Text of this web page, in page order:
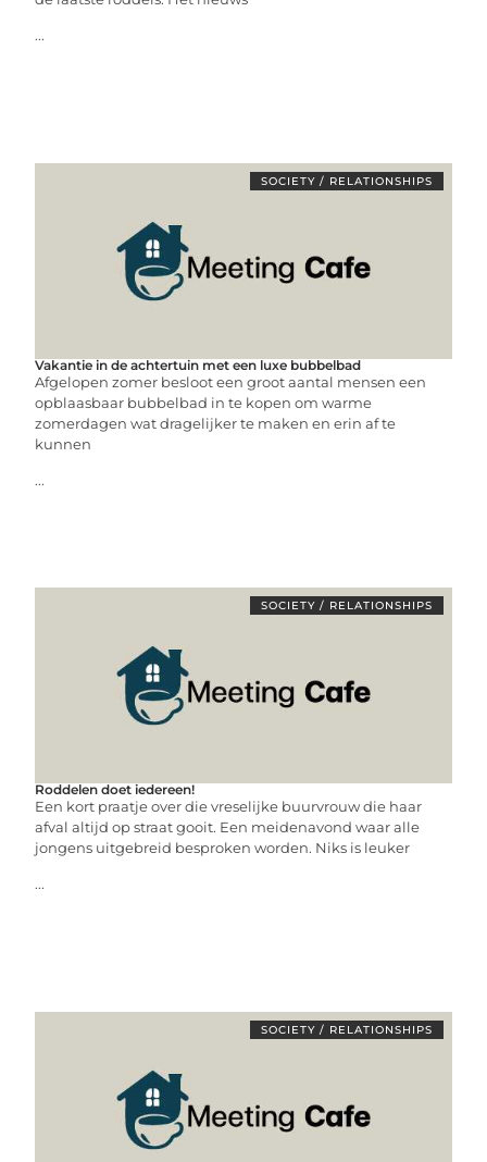
...
SOCIETY / RELATIONSHIPS
Vakantie in de achtertuin met een luxe bubbelbad
Afgelopen zomer besloot een groot aantal mensen een
opblaasbaar bubbelbad in te kopen om warme
zomerdagen wat dragelijker te maken en erin af te
kunnen
...
SOCIETY / RELATIONSHIPS
Roddelen doet iedereen!
Een kort praatje over die vreselijke buurvrouw die haar
afval altijd op straat gooit. Een meidenavond waar alle
jongens uitgebreid besproken worden. Niks is leuker
...
SOCIETY / RELATIONSHIPS